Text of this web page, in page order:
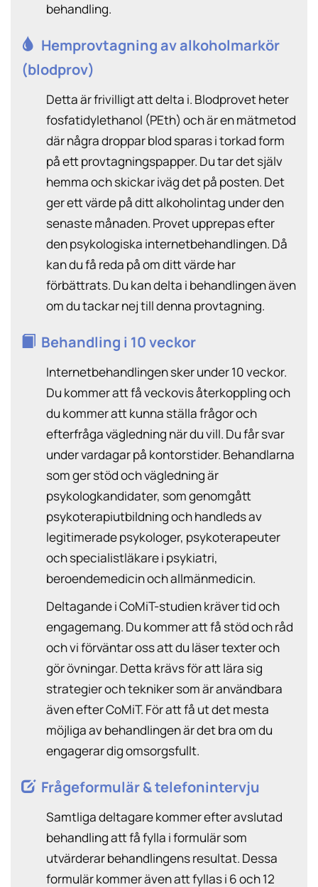
behandling.
Hemprovtagning av alkoholmarkör
(blodprov)
Detta är frivilligt att delta i. Blodprovet heter
fosfatidylethanol (PEth) och är en mätmetod
där några droppar blod sparas i torkad form
på ett provtagningspapper. Du tar det själv
hemma och skickar iväg det på posten. Det
ger ett värde på ditt alkoholintag under den
senaste månaden. Provet upprepas efter
den psykologiska internetbehandlingen. Då
kan du få reda på om ditt värde har
förbättrats. Du kan delta i behandlingen även
om du tackar nej till denna provtagning.
Behandling i 10 veckor
Internetbehandlingen sker under 10 veckor.
Du kommer att få veckovis återkoppling och
du kommer att kunna ställa frågor och
efterfråga vägledning när du vill. Du får svar
under vardagar på kontorstider. Behandlarna
som ger stöd och vägledning är
psykologkandidater, som genomgått
psykoterapiutbildning och handleds av
legitimerade psykologer, psykoterapeuter
och specialistläkare i psykiatri,
beroendemedicin och allmänmedicin.
Deltagande i CoMiT-studien kräver tid och
engagemang. Du kommer att få stöd och råd
och vi förväntar oss att du läser texter och
gör övningar. Detta krävs för att lära sig
strategier och tekniker som är användbara
även efter CoMiT. För att få ut det mesta
möjliga av behandlingen är det bra om du
engagerar dig omsorgsfullt.
Frågeformulär & telefonintervju
Samtliga deltagare kommer efter avslutad
behandling att få fylla i formulär som
utvärderar behandlingens resultat. Dessa
formulär kommer även att fyllas i 6 och 12